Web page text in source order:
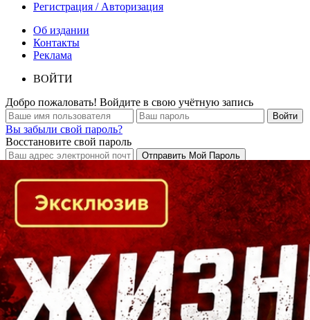
Регистрация / Авторизация
Об издании
Контакты
Реклама
ВОЙТИ
Добро пожаловать! Войдите в свою учётную запись
Вы забыли свой пароль?
Восстановите свой пароль
Кто есть кто в Байкальском регионе